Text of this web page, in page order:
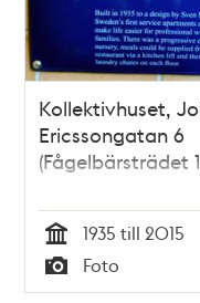
Kollektivhuset,
Ericssongatan 6
(Fågelbärsträdet
Tid
1935 till 2015
Typ
Foto